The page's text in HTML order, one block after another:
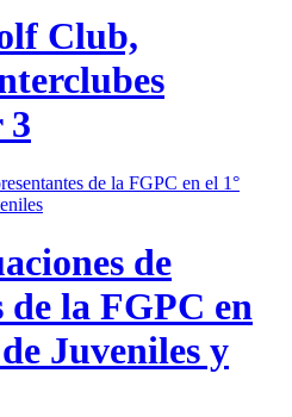
Club,
3
de
de la FGPC en
Juveniles y